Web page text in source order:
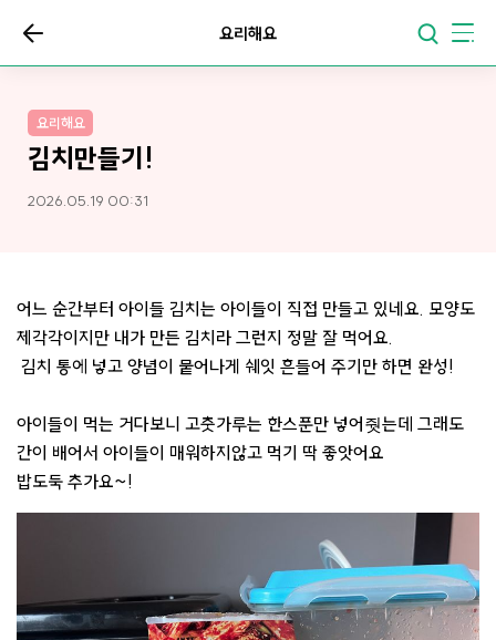
요리해요
요리해요
김치만들기!
2026.05.19 00:31
어느 순간부터 아이들 김치는 아이들이 직접 만들고 있네요. 모양도
제각각이지만 내가 만든 김치라 그런지 정말 잘 먹어요.
김치 통에 넣고 양념이 뭍어나게 쉐잇 흔들어 주기만 하면 완성!
아이들이 먹는 거다보니 고춧가루는 한스푼만 넣어줫는데 그래도
간이 배어서 아이들이 매워하지않고 먹기 딱 좋앗어요
밥도둑 추가요~!